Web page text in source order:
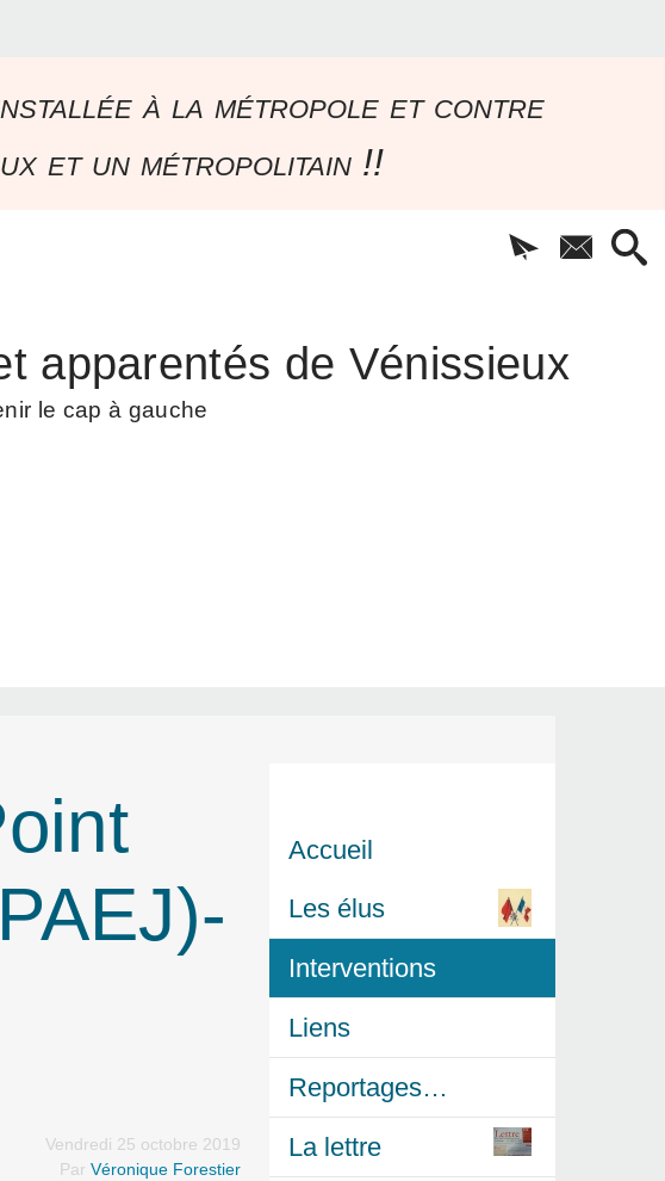
à la métropole et contre
et un métropolitain !!
apparentés de Vénissieux
le cap à gauche
Vendredi 25 octobre 2019
Par Véronique Forestier
Accueil
Les élus
Interventions
Liens
Reportages…
La lettre